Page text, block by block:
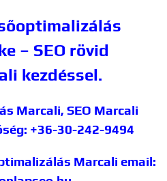
– SEO rövid
kezdéssel.
Marcali, SEO Marcali
+36-30-242-9494
Marcali email: